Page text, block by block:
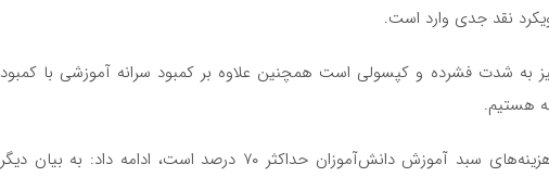
نقد جدی وارد است.
به شدت فشرده و کپسولی است همچنین علاوه بر کمبود سرانه آموزشی با کمبود
هستیم.
حسینی با بیان اینکه سهم دولت از هزینه‌های سبد آموزش دانش‌آموزان حداکثر ۷۰ درصد است، ادامه داد: به بیان دیگر